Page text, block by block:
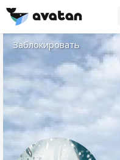
Заблокировать